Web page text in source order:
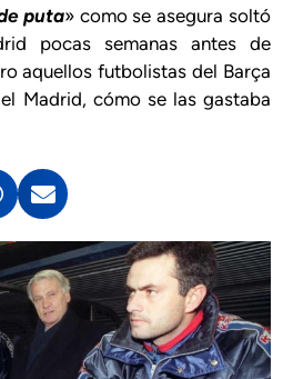
puta» como se asegura soltó
pocas semanas antes de
aquellos futbolistas del Barça
Madrid, cómo se las gastaba